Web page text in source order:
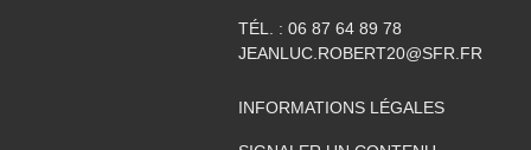
TÉL. : 06 87 64 89 78
JEANLUC.ROBERT20@SFR.FR
INFORMATIONS LÉGALES